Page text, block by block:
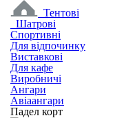
Тентові
Шатрові
Спортивні
Для відпочинку
Виставкові
Для кафе
Виробничі
Ангари
Авіаангари
Падел корт